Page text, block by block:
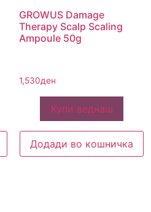
GROWUS Damage
Therapy Scalp Scaling
Ampoule 50g
1,530ден
Купи веднаш
Додади во кошничка